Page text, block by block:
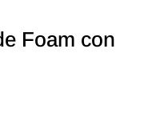
Foam con